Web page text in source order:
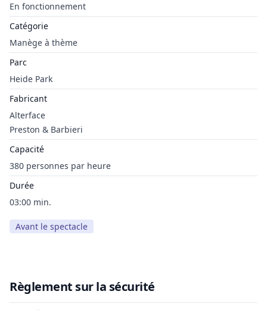
En fonctionnement
Catégorie
Manège à thème
Parc
Heide Park
Fabricant
Alterface
Preston & Barbieri
Capacité
380 personnes par heure
Durée
03:00 min.
Avant le spectacle
Règlement sur la sécurité